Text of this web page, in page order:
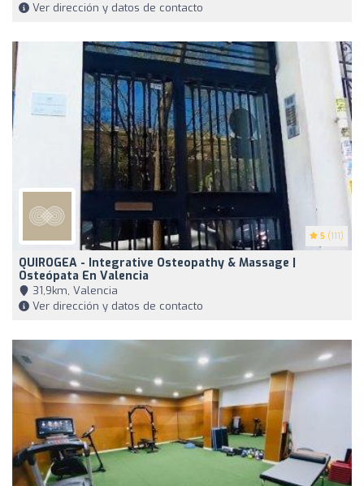
Ver dirección y datos de contacto
5 (111)
QUIROGEA - Integrative Osteopathy & Massage |
Osteópata En Valencia
31,9km, Valencia
Ver dirección y datos de contacto